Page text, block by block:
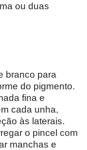
ou duas
branco para
do pigmento.
fina e
cada unha,
às laterais.
o pincel com
manchas e